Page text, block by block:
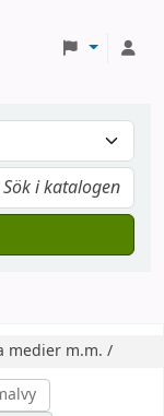
medier m.m. /